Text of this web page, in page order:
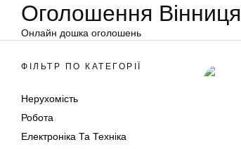
Оголошення Вінниця
Онлайн дошка оголошень
ФІЛЬТР ПО КАТЕГОРІЇ
Нерухомість
Робота
Електроніка Та Техніка